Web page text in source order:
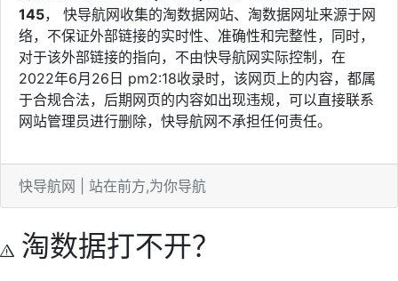
145， 快导航网收集的淘数据网站、淘数据网址来源于网
络，不保证外部链接的实时性、准确性和完整性，同时，
对于该外部链接的指向，不由快导航网实际控制，在
2022年6月26日 pm2:18收录时，该网页上的内容，都属
于合规合法，后期网页的内容如出现违规，可以直接联系
网站管理员进行删除，快导航网不承担任何责任。
快导航网 | 站在前方,为你导航
淘数据打不开？